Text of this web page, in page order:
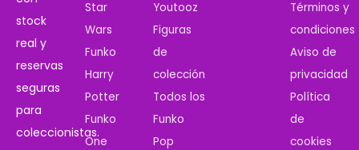
stock
real y
reservas
seguras
para
coleccionistas.
Star
Wars
Funko
Harry
Potter
Funko
One
Youtooz
Figuras
de
colección
Todos los
Funko
Pop
Términos y
condiciones
Aviso de
privacidad
Política
de
cookies